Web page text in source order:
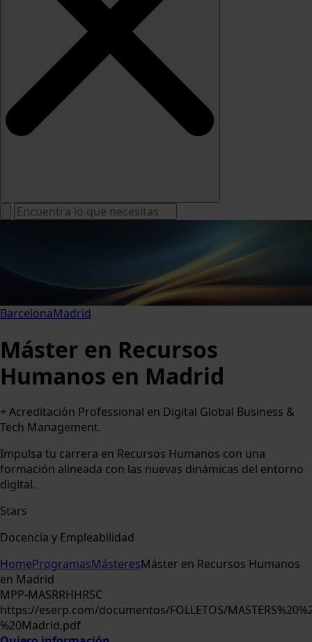
BarcelonaMadrid
Máster en Recursos
Humanos en Madrid
+ Acreditación Professional en Digital Global Business &
Tech Management.
Impulsa tu carrera en Recursos Humanos con una
formación alineada con las nuevas dinámicas del entorno
digital.
Stars
Docencia y Empleabilidad
HomeProgramasMásteresMáster en Recursos Humanos
en Madrid
MPP-MASRRHHRSC
https://eserp.com/documentos/FOLLETOS/
%20Madrid.pdf